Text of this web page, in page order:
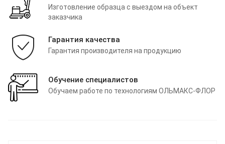
Изготовление образца с выездом на объект
заказчика
Гарантия качества
Гарантия производителя на продукцию
Обучение специалистов
Обучаем работе по технологиям ОЛЬМАКС-ФЛОР